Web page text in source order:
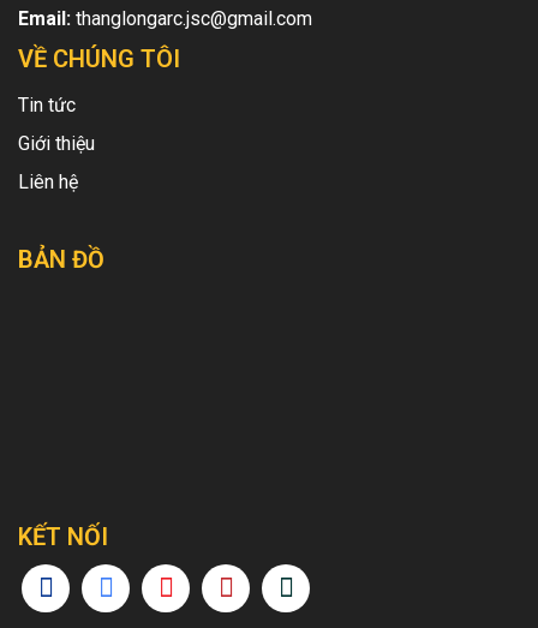
Email: thanglongarc.jsc@gmail.com
VỀ CHÚNG TÔI
Tin tức
Giới thiệu
Liên hệ
BẢN ĐỒ
KẾT NỐI